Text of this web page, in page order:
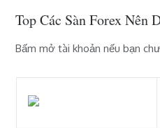
Top Các Sàn Forex Nên
Bấm mở tài khoản nếu bạn